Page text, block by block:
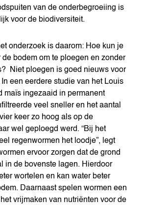
van de onderbegroeiing is
voor de biodiversiteit.
onderzoek is daarom: Hoe kun je
de bodem om te ploegen en zonder
Niet ploegen is goed nieuws voor
een eerdere studie van het Louis
maïs ingezaaid in permanent
veel sneller en het aantal
keer zo hoog als op de
wel geploegd werd. “Bij het
regenwormen het loodje”, legt
ervoor zorgen dat de grond
in de bovenste lagen. Hierdoor
wortelen en kan water beter
Daarnaast spelen wormen een
vrijmaken van nutriënten voor de